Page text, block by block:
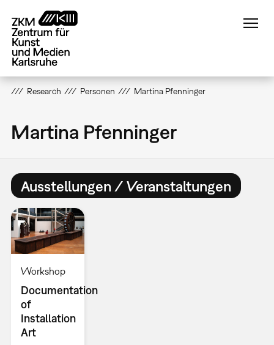
zum
Inhalt
Research Personen Martina Pfenninger
Martina Pfenninger
Ausstellungen / Veranstaltungen
Workshop
Documentation
of
Installation
Art